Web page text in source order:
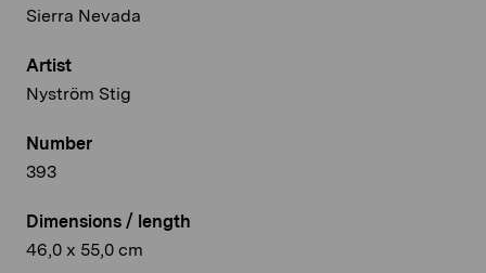
Sierra Nevada
Artist
Nyström Stig
Number
393
Dimensions / length
46,0 x 55,0 cm